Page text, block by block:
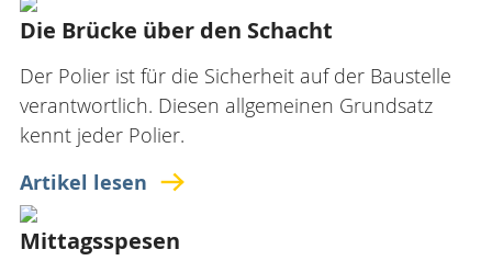
Die Brücke über den Schacht
Der Polier ist für die Sicherheit auf der Baustelle
verantwortlich. Diesen allgemeinen Grundsatz
kennt jeder Polier.
Artikel lesen
Mittagsspesen